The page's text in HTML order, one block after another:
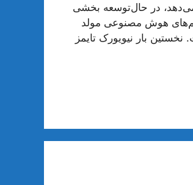
در حال‌توسعه بخشی
هوش مصنوعی مولد
بار نیویورک تایمز